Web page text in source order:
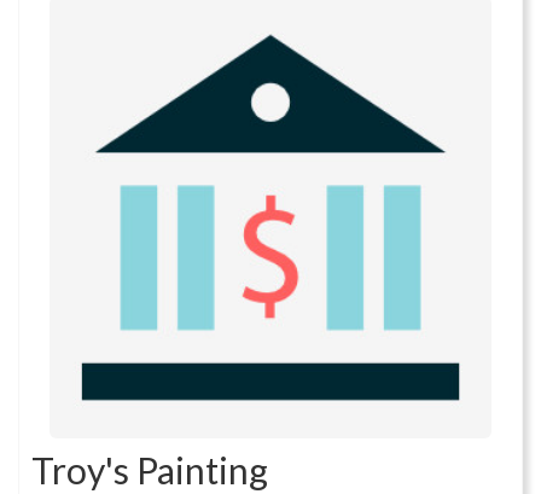
Troy's Painting